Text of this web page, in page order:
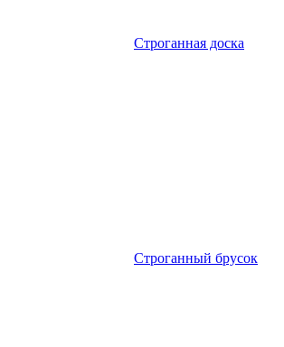
Строганная доска
Строганный брусок